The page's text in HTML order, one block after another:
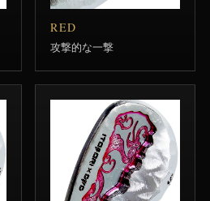
RED
攻撃的な一撃